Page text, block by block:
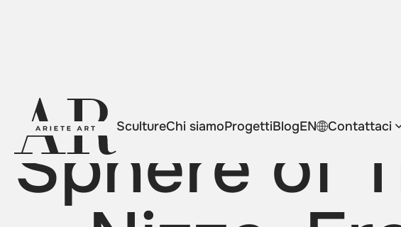
ScultureChi siamoProgettiBlogEN Contattaci
Torna ai progetti
Sphere of